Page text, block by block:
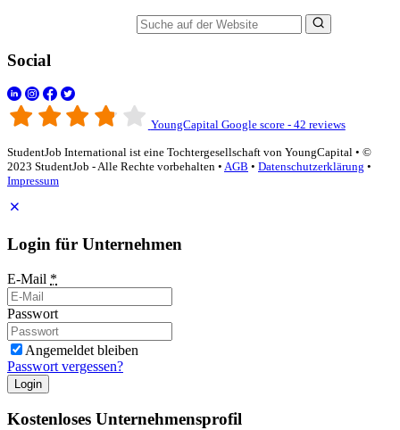
Social
YoungCapital Google score - 42 reviews
StudentJob International ist eine Tochtergesellschaft von YoungCapital • ©
2023 StudentJob - Alle Rechte vorbehalten • AGB • Datenschutzerklärung •
Impressum
Login für Unternehmen
E-Mail *
Passwort
Angemeldet bleiben
Passwort vergessen?
Login
Kostenloses Unternehmensprofil